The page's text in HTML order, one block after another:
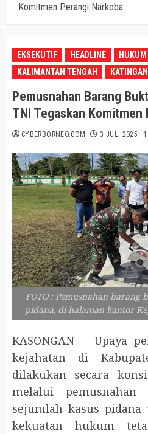
Komitmen Perangi Narkoba
EKSEKUTIF HEADLINE
KALIMANTAN TENGAH
KATINGAN
Pemusnahan Barang
TNI Tegaskan Komitmen
CYBERBORNEO.COM 3 JULI 2025
FOTO : Pemusnahan barang
pidana, di halaman kantor
KASONGAN – Upaya
kejahatan di
dilakukan secara
melalui
sejumlah kasus
kekuatan hukum